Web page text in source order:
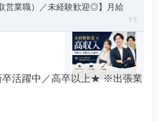
営業職）／未経験歓迎◎】月給
活躍中／高卒以上★ ※出張業